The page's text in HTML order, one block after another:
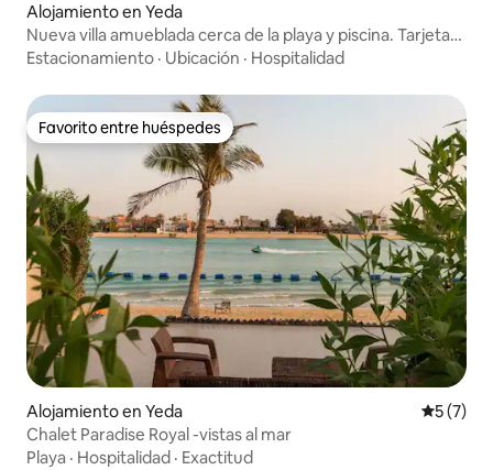
Alojamiento en Yeda
Nueva villa amueblada cerca de la playa y piscina. Tarjeta
con fotos
Estacionamiento · Ubicación · Hospitalidad
Favorito entre huéspedes
Favorito entre huéspedes
Alojamiento en Yeda
5 (7)
Chalet Paradise Royal -vistas al mar
Playa · Hospitalidad · Exactitud